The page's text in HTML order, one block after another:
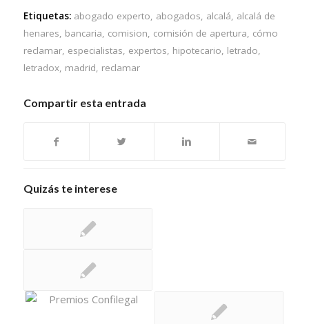
Etiquetas: abogado experto, abogados, alcalá, alcalá de
henares, bancaria, comision, comisión de apertura, cómo
reclamar, especialistas, expertos, hipotecario, letrado,
letradox, madrid, reclamar
Compartir esta entrada
Quizás te interese